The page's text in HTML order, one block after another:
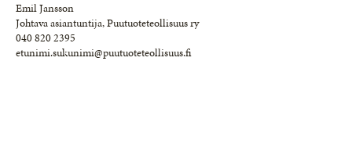
Emil Jansson
Johtava asiantuntija, Puutuoteteollisuus ry
040 820 2395
etunimi.sukunimi@puutuoteteollisuus.fi